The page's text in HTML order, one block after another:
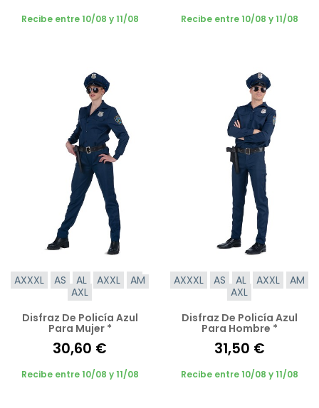
Recibe entre 10/08 y 11/08 Recibe entre 10/08 y 11/08
AXXXL AS AL AXXL
AM
AXL
Disfraz De Policía Azul
Para Mujer *
30,60 €
Recibe entre 10/08 y 11/08
AXXXL AS AL AXXL
AM
AXL
Disfraz De Policía Azul
Para Hombre *
31,50 €
Recibe entre 10/08 y 11/08